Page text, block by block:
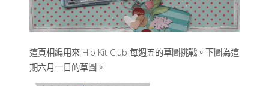
這頁相編用來 Hip Kit Club 每週五的草圖挑戰。下圖為這
期六月一日的草圖。